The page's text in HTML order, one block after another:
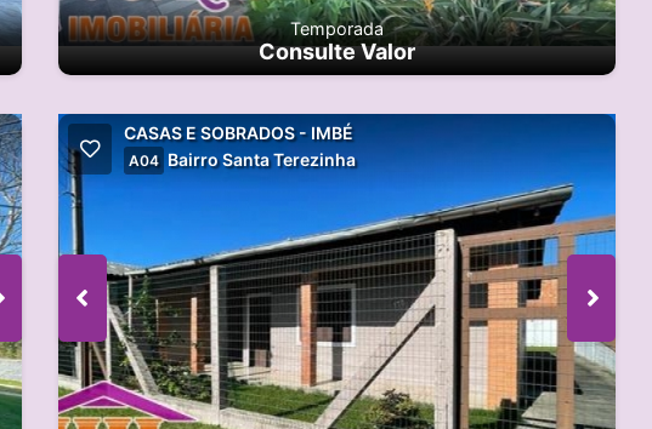
Temporada
Consulte Valor
CASAS E SOBRADOS - IMBÉ
A04 Bairro Santa Terezinha